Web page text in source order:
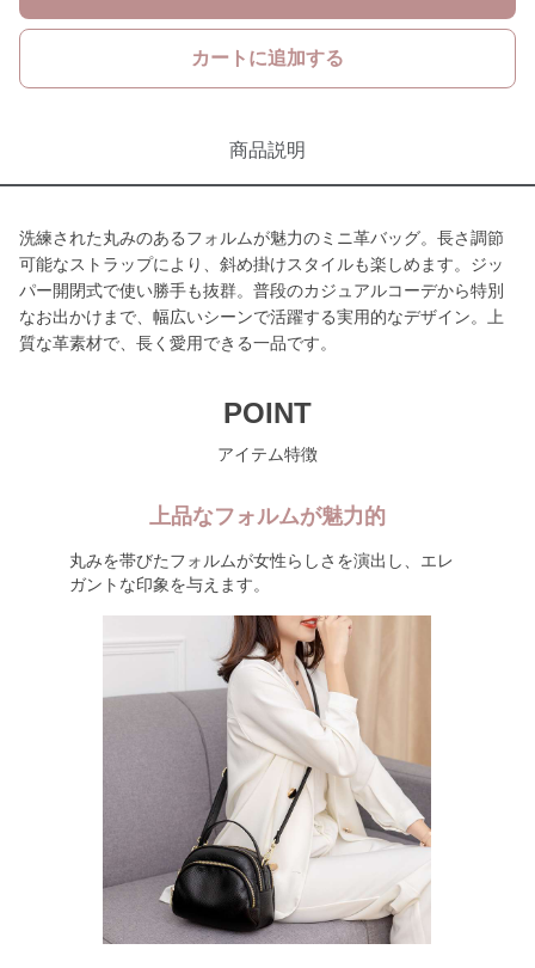
カートに追加する
商品説明
洗練された丸みのあるフォルムが魅力のミニ革バッグ。長さ調節
可能なストラップにより、斜め掛けスタイルも楽しめます。ジッ
パー開閉式で使い勝手も抜群。普段のカジュアルコーデから特別
なお出かけまで、幅広いシーンで活躍する実用的なデザイン。上
質な革素材で、長く愛用できる一品です。
POINT
アイテム特徴
上品なフォルムが魅力的
丸みを帯びたフォルムが女性らしさを演出し、エレ
ガントな印象を与えます。